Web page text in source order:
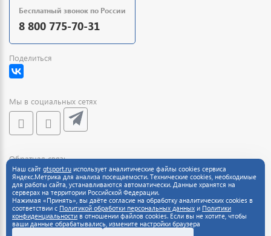
Бесплатный звонок по России
8 800 775-70-31
Поделиться
Мы в социальных сетях
Обратная связь
Наш сайт gtsport.ru использует аналитические файлы cookies сервиса
Яндекс.Метрика для анализа посещаемости. Технические cookies, необходимые
для работы сайта, устанавливаются автоматически. Данные хранятся на
серверах на территории Российской Федерации.
Нажимая «Принять», вы даёте согласие на обработку аналитических cookies в
соответствии с Политикой обработки персональных данных и Политики
конфиденциальности в отношении файлов cookies. Если вы не хотите, чтобы
ваши данные обрабатывались, измените настройки браузера